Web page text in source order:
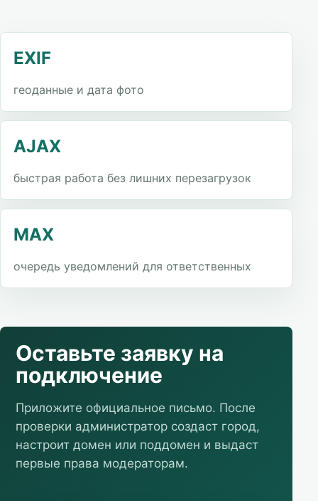
EXIF
геоданные и дата фото
AJAX
быстрая работа без лишних перезагрузок
MAX
очередь уведомлений для ответственных
Оставьте заявку на
подключение
Приложите официальное письмо. После
проверки администратор создаст город,
настроит домен или поддомен и выдаст
первые права модераторам.